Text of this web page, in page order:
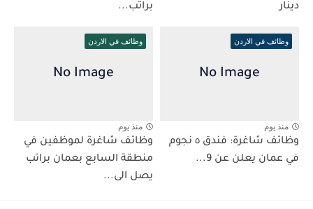
دينار
براتب...
وظائف في الاردن
منذ يوم
وظائف شاغرة: فندق ٥ نجوم
في عمان يعلن عن 9...
وظائف في الاردن
منذ يوم
وظائف شاغرة لموظفين في
منطقة السابع بعمان براتب
يصل الى...